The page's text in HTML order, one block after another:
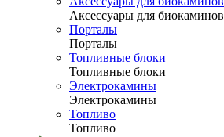
Аксессуары для биокаминов
Порталы
Порталы
Топливные блоки
Топливные блоки
Электрокамины
Электрокамины
Топливо
Топливо